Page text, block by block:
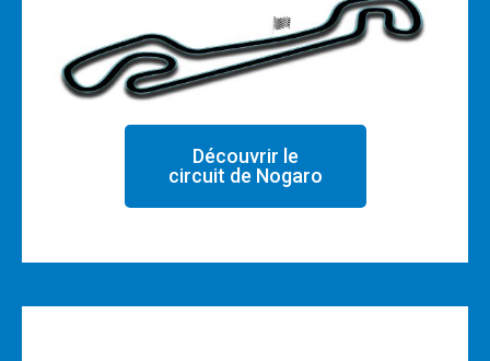
Découvrir le
circuit de Nogaro